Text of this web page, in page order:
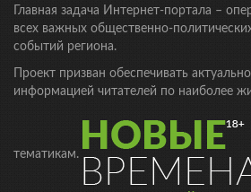
Главная задача Интернет-портала –
всех важных общественно-
событий региона.
Проект призван обеспечивать
информацией читателей по наиболее
тематикам.